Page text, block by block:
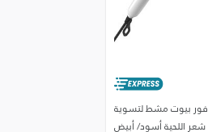
فور بيوت مشط لتسوية
شعر اللحية أسود/ أبيض